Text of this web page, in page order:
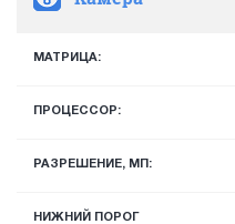
МАТРИЦА:
ПРОЦЕССОР:
РАЗРЕШЕНИЕ, МП:
НИЖНИЙ ПОРОГ